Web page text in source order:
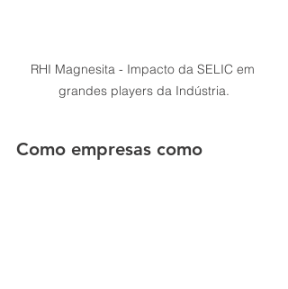
RHI Magnesita - Impacto da SELIC em
grandes players da Indústria.
Como empresas como